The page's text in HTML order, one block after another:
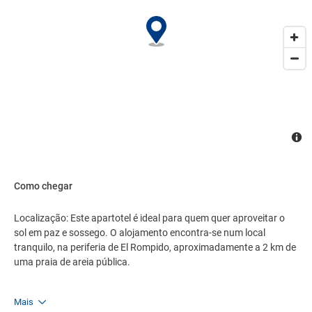
ativos que queiram explorar as redondezas gostarão de saber que
há um serviço de aluguer de bicicletas disponível (mediante
Como chegar
Localização: Este apartotel é ideal para quem quer aproveitar o
sol em paz e sossego. O alojamento encontra-se num local
tranquilo, na periferia de El Rompido, aproximadamente a 2 km de
uma praia de areia pública.
Mais